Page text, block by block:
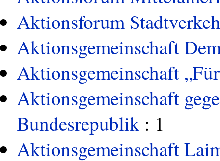
Aktionsforum
Aktionsgemeinschaft
Aktionsgemeinschaft
Aktionsgemeinschaft
Bundesrepublik : 1
Aktionsgemeinschaft